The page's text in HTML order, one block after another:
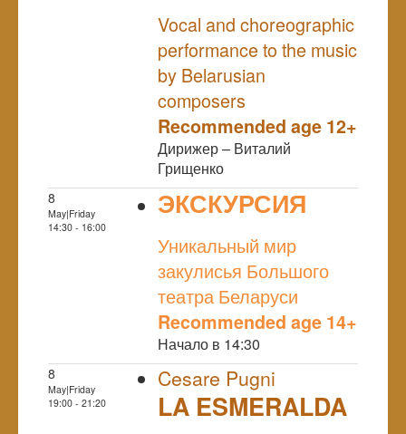
Vocal and choreographic
performance to the music
by Belarusian
composers
Recommended age 12+
Дирижер – Виталий
Грищенко
8
May|Friday
14:30 - 16:00
ЭКСКУРСИЯ
Уникальный мир
закулисья Большого
театра Беларуси
Recommended age 14+
Начало в 14:30
8
May|Friday
19:00 - 21:20
Cesare Pugni
LA ESMERALDA